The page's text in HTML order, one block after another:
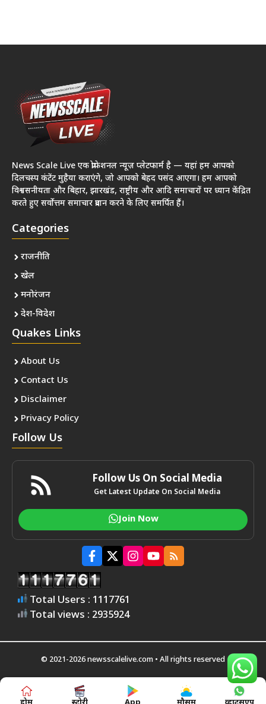
News Scale Live एक प्रोफेशनल न्यूज़ प्लेटफार्म है — यहां हम आपको
दिलचस्प कंटेंट मुहैया कराएंगे, जो आपको बेहद पसंद आएगा। हम आपको
विश्वसनीयता और बिहार, झारखंड, राष्ट्रीय और आदि समाचारों पर ध्यान केंद्रित
करते हुए सर्वोत्तम समाचार प्रदान करने के लिए समर्पित हैं।
Categories
राजनीति
खेल
मनोरंजन
देश-विदेश
Quakes Links
About Us
Contact Us
Disclaimer
Privacy Policy
Follow Us
Follow Us On Social Media
Get Latest Update On Social Media
Join Now
Total Users : 1117761
Total views : 2935924
© 2021-2026 newsscalelive.com • All rights reserved